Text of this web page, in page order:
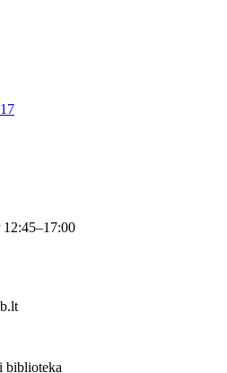
biblioteka